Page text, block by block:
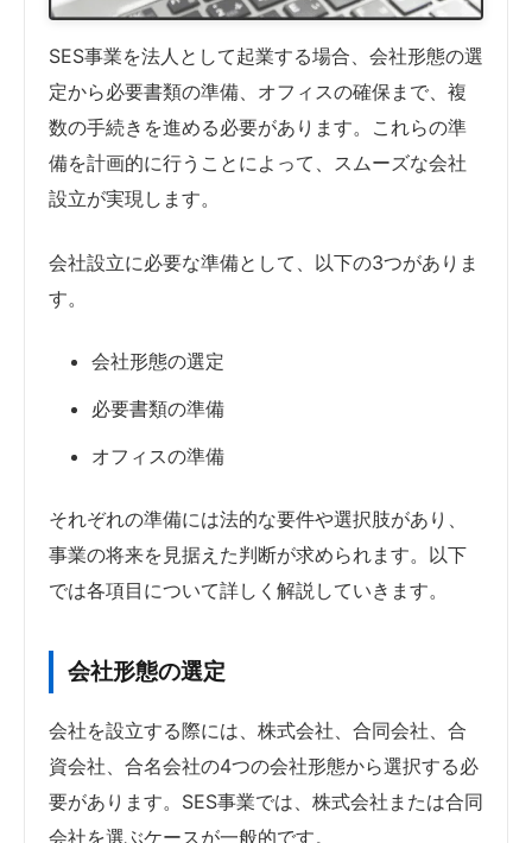
SES事業を法人として起業する場合、会社形態の選
定から必要書類の準備、オフィスの確保まで、複
数の手続きを進める必要があります。これらの準
備を計画的に行うことによって、スムーズな会社
設立が実現します。
会社設立に必要な準備として、以下の3つがありま
す。
会社形態の選定
必要書類の準備
オフィスの準備
それぞれの準備には法的な要件や選択肢があり、
事業の将来を見据えた判断が求められます。以下
では各項目について詳しく解説していきます。
会社形態の選定
会社を設立する際には、株式会社、合同会社、合
資会社、合名会社の4つの会社形態から選択する必
要があります。SES事業では、株式会社または合同
会社を選ぶケースが一般的です。